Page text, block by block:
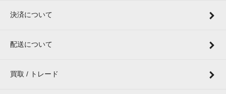
決済について
配送について
買取 / トレード